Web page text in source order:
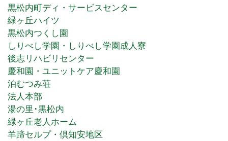
黒松内町ディ・サービスセンター
緑ヶ丘ハイツ
黒松内つくし園
しりべし学園・しりべし学園成人寮
後志リハビリセンター
慶和園・ユニットケア慶和園
泊むつみ荘
法人本部
湯の里･黒松内
緑ヶ丘老人ホーム
羊蹄セルプ・倶知安地区